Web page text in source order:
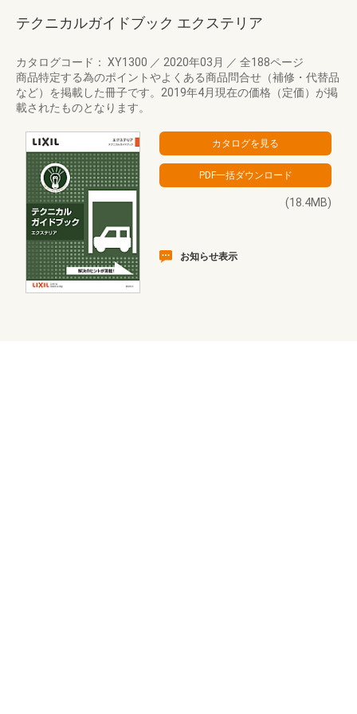
テクニカルガイドブック エクステリア
カタログコード： XY1300 ／ 2020年03月 ／ 全188ページ
商品特定する為のポイントやよくある商品問合せ（補修・代替品
など）を掲載した冊子です。2019年4月現在の価格（定価）が掲
載されたものとなります。
(18.4MB)
お知らせ表示